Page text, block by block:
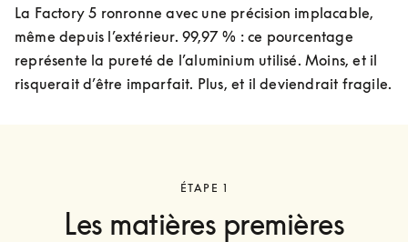
La Factory 5 ronronne avec une précision implacable,
même depuis l’extérieur. 99,97 % : ce pourcentage
représente la pureté de l’aluminium utilisé. Moins, et il
ÉTAPE 1
Les matières premières